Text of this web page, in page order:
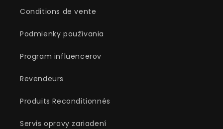
Conditions de vente
Podmienky používania
Program influencerov
Revendeurs
Produits Reconditionnés
Servis opravy zariadení